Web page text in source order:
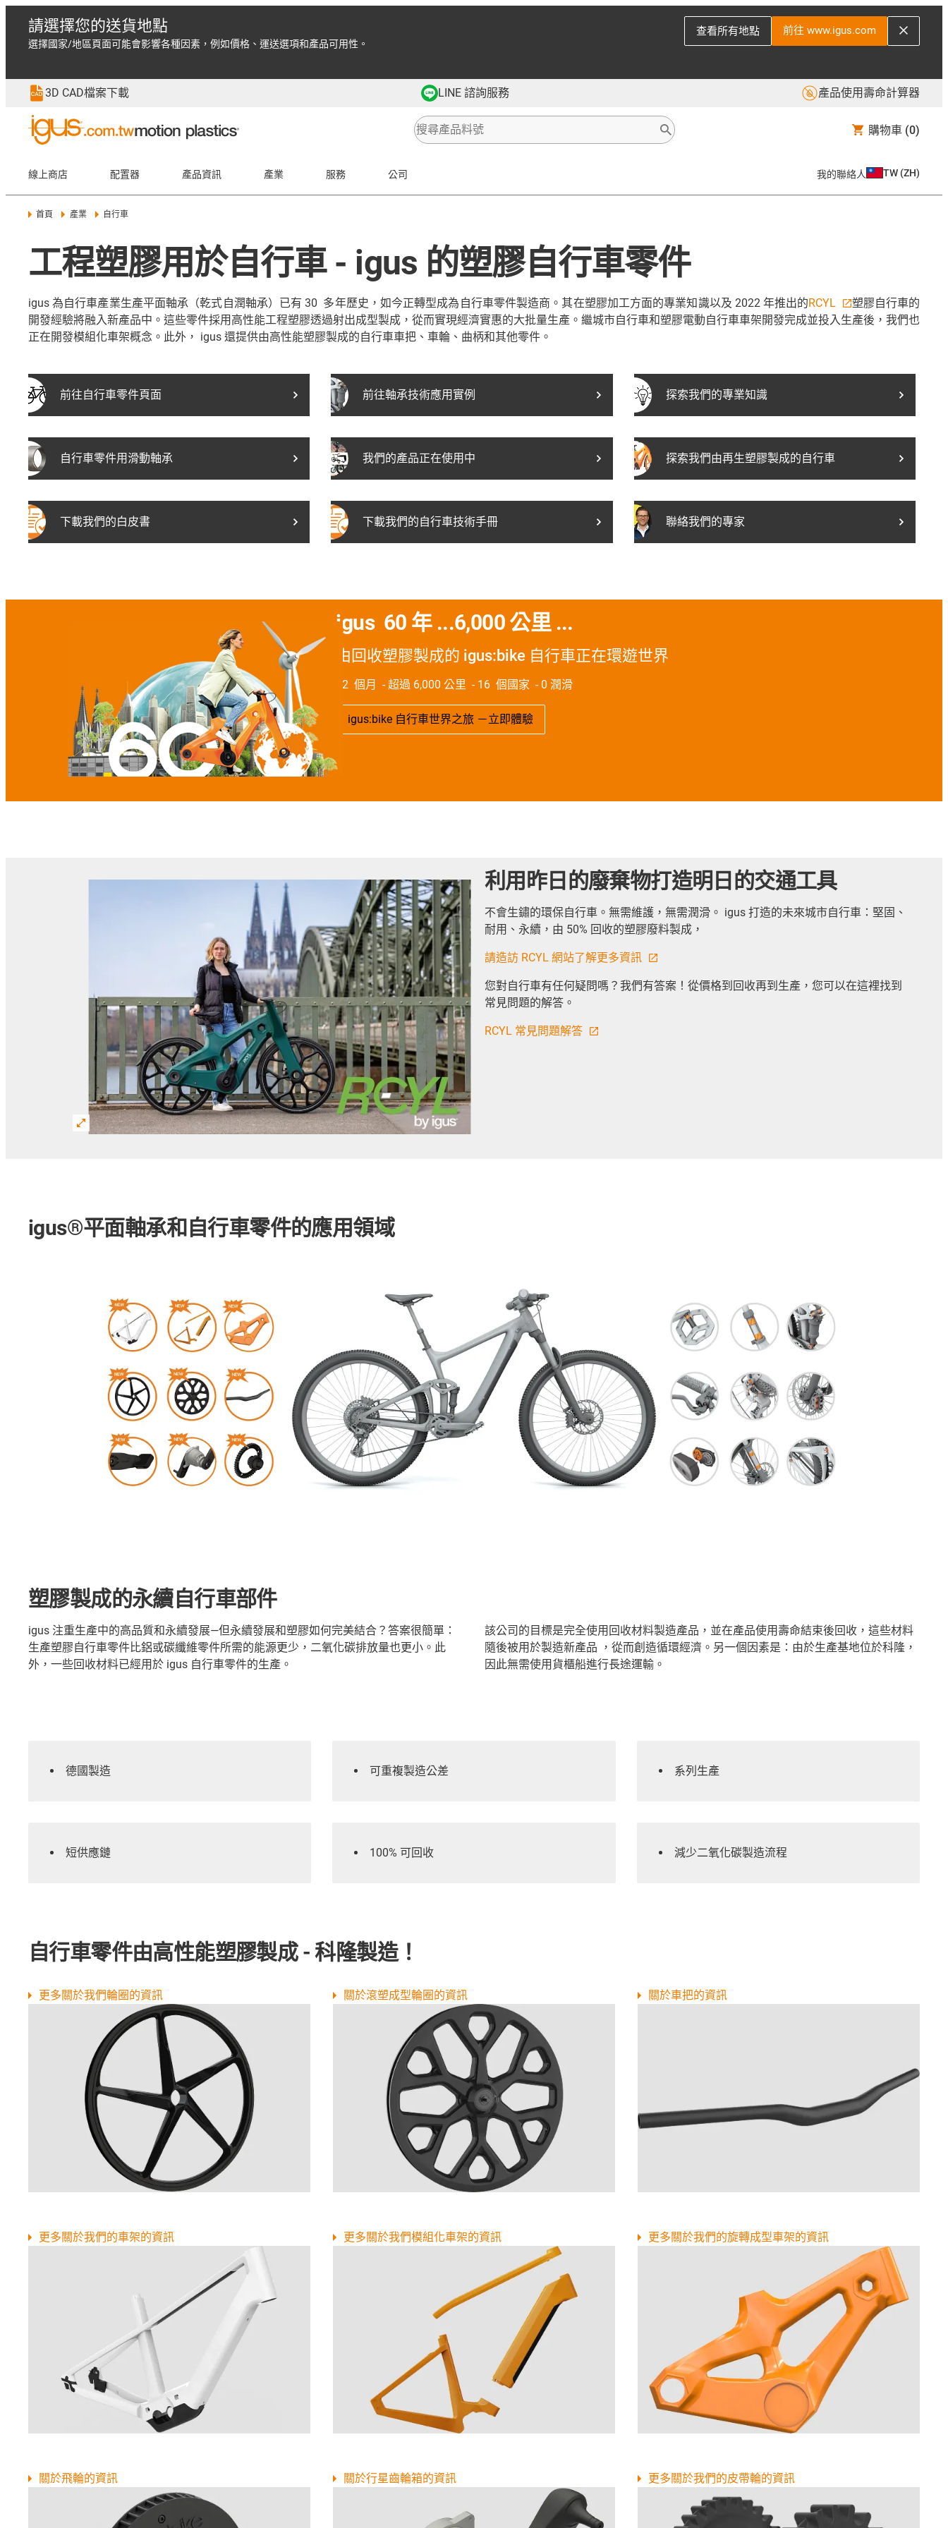
請選擇您的送貨地點
選擇國家/地區頁面可能會影響各種因素，例如價格、運送選項和產品可用性。
查看所有地點 前往 www.igus.com
3D CAD檔案下載 LINE 諮詢服務 產品使用壽命計算器
購物車 (0)
線上商店 配置器 產品資訊 產業 服務 公司 我的聯絡人 TW (ZH)
首頁 產業 自行車
工程塑膠用於自行車 - igus 的塑膠自行車零件
igus 為自行車產業生產平面軸承（乾式自潤軸承）已有 30 多年歷史，如今正轉型成為自行車零件製造商。其在塑膠加工方面的專業知識以及 2022 年推出的RCYL
塑膠自行車的
開發經驗將融入新產品中。這些零件採用高性能工程塑膠透過射出成型製成，從而實現經濟實惠的大批量生產。繼城市自行車和塑膠電動自行車車架開發完成並投入生產後，我們也
正在開發模組化車架概念。此外， igus 還提供由高性能塑膠製成的自行車車把、車輪、曲柄和其他零件。
前往自行車零件頁面 前往軸承技術應用實例 探索我們的專業知識
自行車零件用滑動軸承 我們的產品正在使用中 探索我們由再生塑膠製成的自行車
下載我們的白皮書 下載我們的自行車技術手冊 聯絡我們的專家
igus 60 年 ...6,000 公里 ...
由回收塑膠製成的 igus:bike 自行車正在環遊世界
12 個月 - 超過 6,000 公里 - 16 個國家 - 0 潤滑
igus:bike 自行車世界之旅 －立即體驗
利用昨日的廢棄物打造明日的交通工具
不會生鏽的環保自行車。無需維護，無需潤滑。 igus 打造的未來城市自行車：堅固、
耐用、永續，由 50% 回收的塑膠廢料製成，
請造訪 RCYL 網站了解更多資訊
您對自行車有任何疑問嗎？我們有答案！從價格到回收再到生產，您可以在這裡找到
常見問題的解答。
RCYL 常見問題解答
igus®平面軸承和自行車零件的應用領域
塑膠製成的永續自行車部件
igus 注重生產中的高品質和永續發展—但永續發展和塑膠如何完美結合？答案很簡單：
生產塑膠自行車零件比鋁或碳纖維零件所需的能源更少，二氧化碳排放量也更小。此
外，一些回收材料已經用於 igus 自行車零件的生產。
該公司的目標是完全使用回收材料製造產品，並在產品使用壽命結束後回收，這些材料
隨後被用於製造新產品 ，從而創造循環經濟。另一個因素是：由於生產基地位於科隆，
因此無需使用貨櫃船進行長途運輸。
德國製造 可重複製造公差 系列生產
短供應鏈 100% 可回收 減少二氧化碳製造流程
自行車零件由高性能塑膠製成 - 科隆製造！
更多關於我們輪圈的資訊 關於滾塑成型輪圈的資訊 關於車把的資訊
更多關於我們的車架的資訊 更多關於我們模組化車架的資訊 更多關於我們的旋轉成型車架的資訊
關於飛輪的資訊 關於行星齒輪箱的資訊 更多關於我們的皮帶輪的資訊